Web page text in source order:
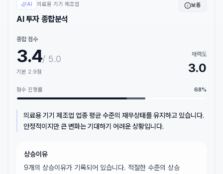
AI 의료용 기기 제조업
AI 투자 종합분석
보통
종합 점수
3.4/ 5.0
기본 2.9점
매력도
3.0
점수 진행률 68%
의료용 기기 제조업 업종 평균 수준의 재무상태를 유지하고 있습니다.
안정적이지만 큰 변화는 기대하기 어려운 상황입니다.
상승이유
9개의 상승이유가 기록되어 있습니다. 적절한 수준의 상승